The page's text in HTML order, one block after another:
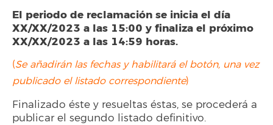
El periodo de reclamación se inicia el día
XX/XX/2023 a las 15:00 y finaliza el próximo
XX/XX/2023 a las 14:59 horas.
(Se añadirán las fechas y habilitará el botón, una vez
publicado el listado correspondiente)
Finalizado éste y resueltas éstas, se procederá a
publicar el segundo listado definitivo.